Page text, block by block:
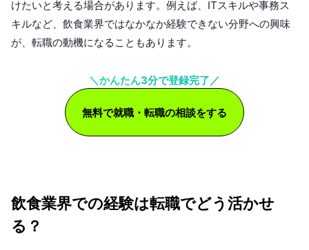
けたいと考える場合があります。例えば、ITスキルや事務ス
キルなど、飲食業界ではなかなか経験できない分野への興味
が、転職の動機になることもあります。
＼かんたん3分で登録完了／
無料で就職・転職の相談をする
飲食業界での経験は転職でどう活かせ
る？